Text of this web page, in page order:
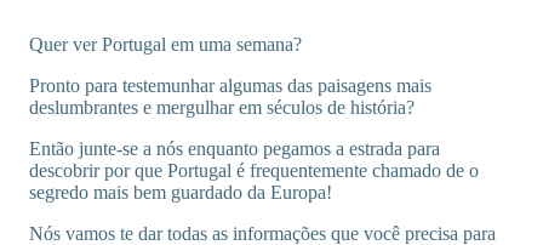
Quer ver Portugal em uma semana?
Pronto para testemunhar algumas das paisagens mais
deslumbrantes e mergulhar em séculos de história?
Então junte-se a nós enquanto pegamos a estrada para
descobrir por que Portugal é frequentemente chamado de o
segredo mais bem guardado da Europa!
Nós vamos te dar todas as informações que você precisa para